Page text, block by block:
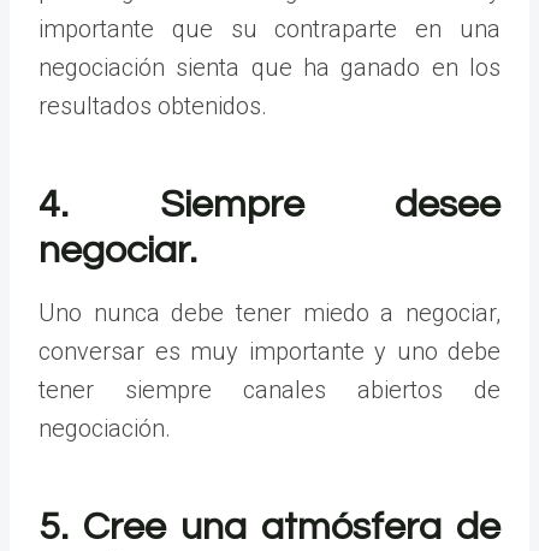
importante que su contraparte en una
negociación sienta que ha ganado en los
resultados obtenidos.
4. Siempre desee
negociar.
Uno nunca debe tener miedo a negociar,
conversar es muy importante y uno debe
tener siempre canales abiertos de
negociación.
5. Cree una atmósfera de